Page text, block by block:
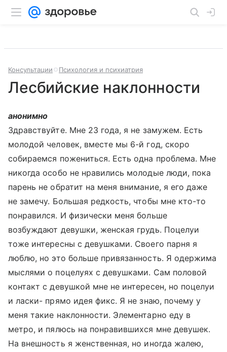
Консультации Психология и психиатрия
Лесбийские наклонности
анонимно
Здравствуйте. Мне 23 года, я не замужем. Есть
молодой человек, вместе мы 6-й год, скоро
собираемся пожениться. Есть одна проблема. Мне
никогда особо не нравились молодые люди, пока
парень не обратит на меня внимание, я его даже
не замечу. Большая редкость, чтобы мне кто-то
понравился. И физически меня больше
возбуждают девушки, женская грудь. Поцелуи
тоже интересны с девушками. Своего парня я
люблю, но это больше привязанность. Я одержима
мыслями о поцелуях с девушками. Сам половой
контакт с девушкой мне не интересен, но поцелуи
и ласки- прямо идея фикс. Я не знаю, почему у
меня такие наклонности. Элементарно еду в
метро, и пялюсь на понравившихся мне девушек.
На внешность я женственная, но иногда жалею,